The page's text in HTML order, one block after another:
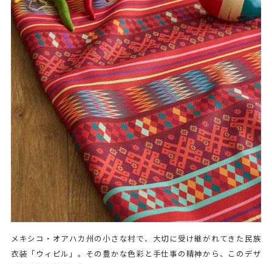
メキシコ・オアハカ州の小さな村で、大切に受け継がれてきた民族
衣装「ウィピル」。その豊かな色彩と手仕事の精神から、このデザ